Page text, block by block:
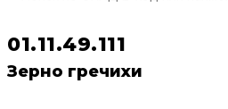
01.11.49.111
Зерно гречихи